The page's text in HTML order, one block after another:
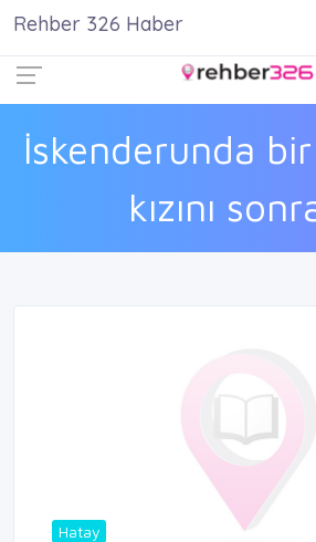
İskenderunda
kızını
Rehber 326 Haber
Hatay